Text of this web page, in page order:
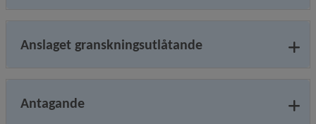
Anslaget granskningsutlåtande
Antagande